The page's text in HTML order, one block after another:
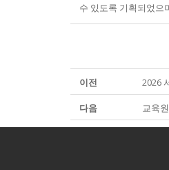
수 있도록 기획되었
이전 2026
다음 교육